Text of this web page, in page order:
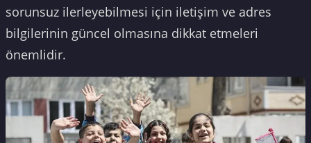
sorunsuz ilerleyebilmesi için iletişim ve adres
bilgilerinin güncel olmasına dikkat etmeleri
önemlidir.